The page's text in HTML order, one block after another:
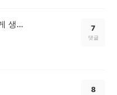
비둘기,까마귀,고양이 밥주는거 어떻게 생각하시나요 7
댓글
8